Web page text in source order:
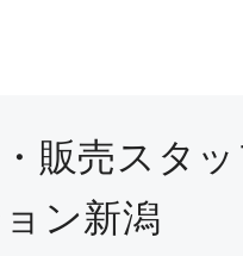
販売スタ
ン新潟